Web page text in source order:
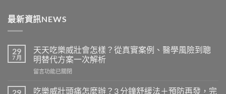
最新資訊NEWS
29
7 月
天天吃樂威壯會怎樣？從真實案例、醫學風險到聰
明替代方案一次解析
在
天
留言功能已關閉
吃樂威壯頭痛怎麼辦？3 分鐘舒緩法＋預防再發，完